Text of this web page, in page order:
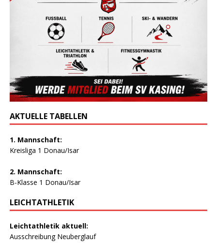
AKTUELLE TABELLEN
1. Mannschaft:
Kreisliga 1 Donau/Isar
2. Mannschaft:
B-Klasse 1 Donau/Isar
LEICHTATHLETIK
Leichtathletik aktuell:
Ausschreibung Neuberglauf